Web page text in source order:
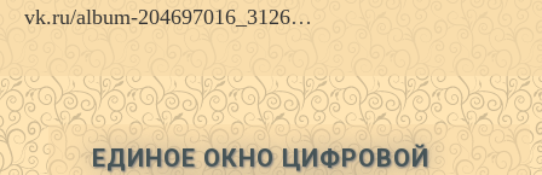
vk.ru/album-204697016_3126…
ЕДИНОЕ ОКНО ЦИФРОВОЙ